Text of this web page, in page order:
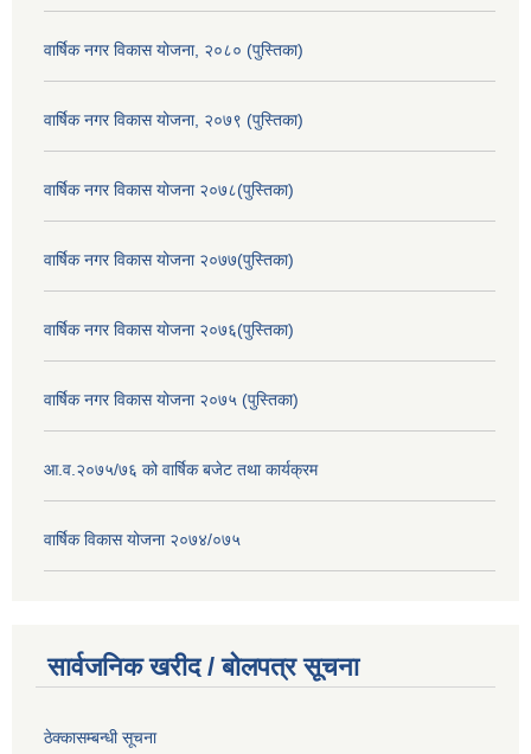
वार्षिक नगर विकास योजना, २०८० (पुस्तिका)
वार्षिक नगर विकास योजना, २०७९ (पुस्तिका)
वार्षिक नगर विकास योजना २०७८(पुस्तिका)
वार्षिक नगर विकास योजना २०७७(पुस्तिका)
वार्षिक नगर विकास योजना २०७६(पुस्तिका)
वार्षिक नगर विकास योजना २०७५ (पुस्तिका)
आ.व.२०७५/७६ को वार्षिक बजेट तथा कार्यक्रम
वार्षिक विकास योजना २०७४/०७५
सार्वजनिक खरीद / बोलपत्र सूचना
ठेक्कासम्बन्धी सूचना